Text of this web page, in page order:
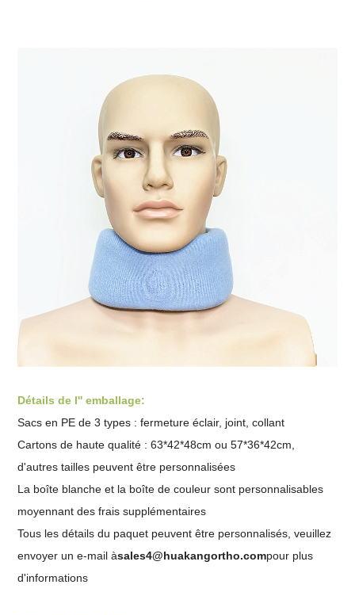
Détails de l'' emballage:
Sacs en PE de 3 types : fermeture éclair, joint, collant
Cartons de haute qualité : 63*42*48cm ou 57*36*42cm,
d'autres tailles peuvent être personnalisées
La boîte blanche et la boîte de couleur sont personnalisables
moyennant des frais supplémentaires
Tous les détails du paquet peuvent être personnalisés, veuillez
envoyer un e-mail àsales4@huakangortho.compour plus
d'informations